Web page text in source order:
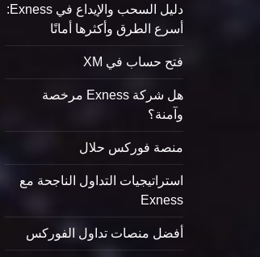
دليل السحب والإيداع في Exness:
أسرع الطرق وأكثرها أمانًا
فتح حساب في XM
هل شركة Exness مرخصة
وآمنة؟
منصة فوركس حلال
استراتيجيات التداول الناجحة مع
Exness
أفضل منصات تداول الفوركس